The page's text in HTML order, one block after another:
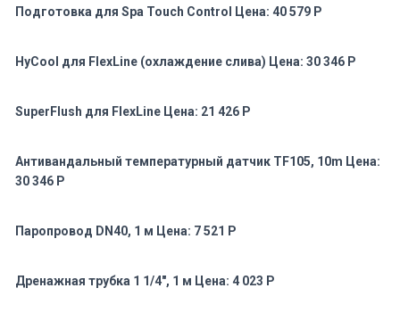
Подготовка для Spa Touch Control Цена: 40 579 Р
HyCool для FlexLine (охлаждение слива) Цена: 30 346 Р
SuperFlush для FlexLine Цена: 21 426 Р
Антивандальный температурный датчик TF105, 10m Цена:
30 346 Р
Паропровод DN40, 1 м Цена: 7 521 Р
Дренажная трубка 1 1/4″, 1 м Цена: 4 023 Р